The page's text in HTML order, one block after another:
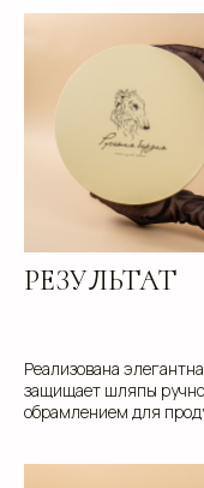
РЕЗУЛЬТАТ
Реализована
защищает шляпы
обрамлением для
Свяжитесь с нами для
ваши потребности,
разработаем упаковку,
уникальность вашей
предложить решения,
задачам и бюджету.
ЗАПОЛНИТЕ
МЫ